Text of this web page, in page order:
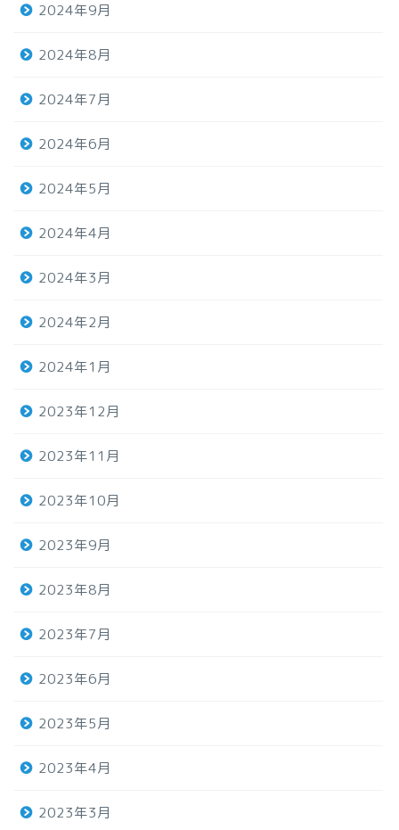
2024年9月
2024年8月
2024年7月
2024年6月
2024年5月
2024年4月
2024年3月
2024年2月
2024年1月
2023年12月
2023年11月
2023年10月
2023年9月
2023年8月
2023年7月
2023年6月
2023年5月
2023年4月
2023年3月